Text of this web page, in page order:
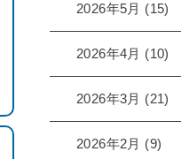
2026年5月 (15)
2026年4月 (10)
2026年3月 (21)
2026年2月 (9)